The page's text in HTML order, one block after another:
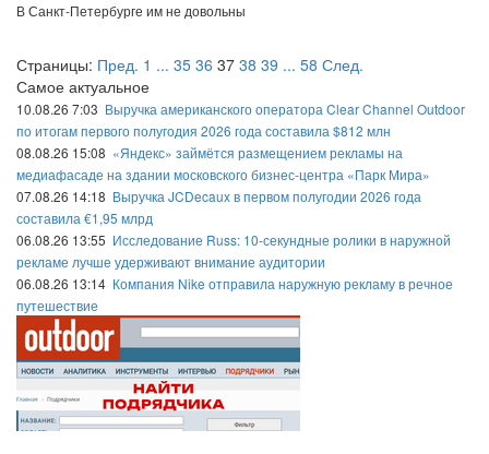
В Санкт-Петербурге им не довольны
Страницы: Пред. 1 ... 35 36 37 38 39 ... 58 След.
Самое актуальное
10.08.26 7:03 Выручка американского оператора Clear Channel Outdoor
по итогам первого полугодия 2026 года составила $812 млн
08.08.26 15:08 «Яндекс» займётся размещением рекламы на
медиафасаде на здании московского бизнес-центра «Парк Мира»
07.08.26 14:18 Выручка JCDecaux в первом полугодии 2026 года
составила €1,95 млрд
06.08.26 13:55 Исследование Russ: 10-секундные ролики в наружной
рекламе лучше удерживают внимание аудитории
06.08.26 13:14 Компания Nike отправила наружную рекламу в речное
путешествие